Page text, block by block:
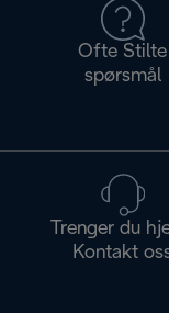
Ofte Stilte
spørsmål
Trenger du
Kontakt